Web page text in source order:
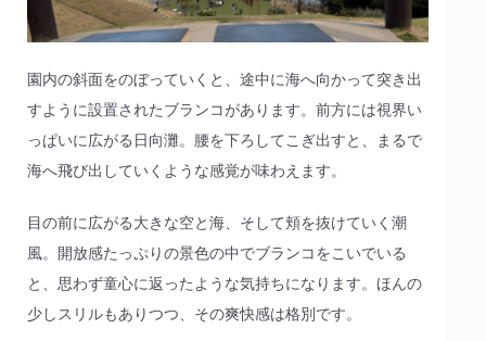
園内の斜面をのぼっていくと、途中に海へ向かって突き出
すように設置されたブランコがあります。前方には視界い
っぱいに広がる日向灘。腰を下ろしてこぎ出すと、まるで
海へ飛び出していくような感覚が味わえます。
目の前に広がる大きな空と海、そして頬を抜けていく潮
風。開放感たっぷりの景色の中でブランコをこいでいる
と、思わず童心に返ったような気持ちになります。ほんの
少しスリルもありつつ、その爽快感は格別です。